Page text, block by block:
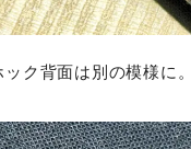
ク背面は別の模様に。